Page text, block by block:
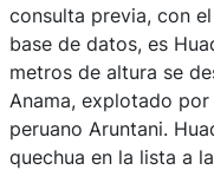
consulta previa, con
base de datos, es
metros de altura se
Anama, explotado
peruano Aruntani.
quechua en la lista a